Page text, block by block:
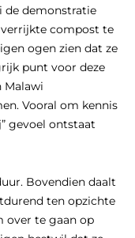
de demonstratie
compost te
ogen zien dat ze
punt voor deze
Malawi
Vooral om kennis
gevoel ontstaat
Bovendien daalt
ten opzichte
over te gaan op